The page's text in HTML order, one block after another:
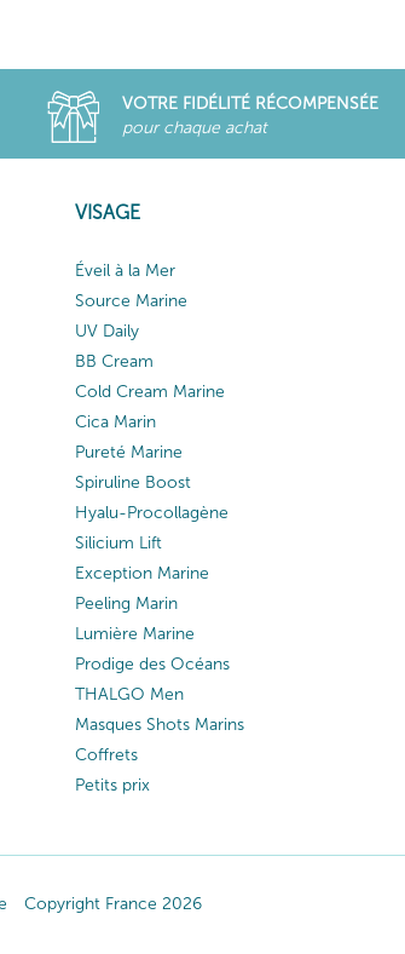
VOTRE FIDÉLITÉ RÉCOMPENSÉE
pour chaque achat
VISAGE
Éveil à la Mer
Source Marine
UV Daily
BB Cream
Cold Cream Marine
Cica Marin
Pureté Marine
Spiruline Boost
Hyalu-Procollagène
Silicium Lift
Exception Marine
Peeling Marin
Lumière Marine
Prodige des Océans
THALGO Men
Masques Shots Marins
Coffrets
Petits prix
Copyright France 2026